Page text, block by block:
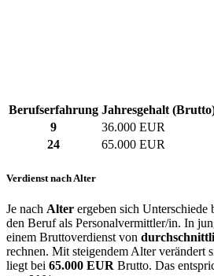
Berufserfahrung Jahresgehalt
9
36.000 EUR
24
65.000 EUR
Verdienst nach Alter
Je nach Alter ergeben sich
den Beruf als Personalvermittler/in. In
einem Bruttoverdienst von
rechnen. Mit steigendem Alter verändert
liegt bei 65.000 EUR Brutto. Das